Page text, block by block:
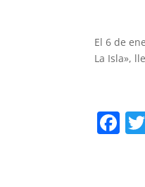
El 6 de
La Isla»,
F